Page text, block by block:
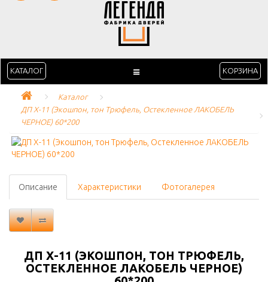
КАТАЛОГ КОРЗИНА
Каталог
ДП Х-11 (Экошпон, тон Трюфель, Остекленное ЛАКОБЕЛЬ
ЧЕРНОЕ) 60*200
Описание Характеристики Фотогалерея
ДП Х-11 (ЭКОШПОН, ТОН ТРЮФЕЛЬ,
ОСТЕКЛЕННОЕ ЛАКОБЕЛЬ ЧЕРНОЕ)